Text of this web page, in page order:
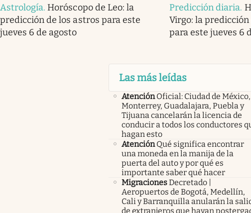
Astrología. Horóscopo de Leo: la
predicción de los astros para este
jueves 6 de agosto
Predicción diaria.
Virgo: la
para este jueves 6
Las más leídas
Atención Oficial: Ciudad de México,
Monterrey, Guadalajara, Puebla y
Tijuana cancelarán la licencia de
conducir a todos los conductores
hagan esto
Atención Qué significa encontrar
una moneda en la manija de la
puerta del auto y por qué es
importante saber qué hacer
MigracionesDecretado |
Aeropuertos de Bogotá, Medellín,
Cali y Barranquilla anularán la
de extranjeros que hayan